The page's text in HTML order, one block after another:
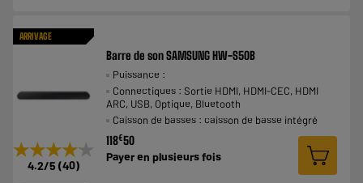
ARRIVAGE
★★★★★
★★★★★
4.2/5 (40)
Barre de son SAMSUNG HW-S50B
Puissance :
Connectiques : Sortie HDMI, HDMI-CEC, HDMI
ARC, USB, Optique, Bluetooth
Caisson de basses : caisson de basse intégré
118€50
Payer en plusieurs fois